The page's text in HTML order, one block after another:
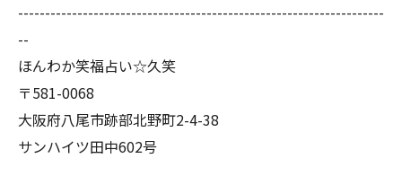
--------------------------------------------------------------------
--
ほんわか笑福占い☆久笑
〒581-0068
大阪府八尾市跡部北野町2-4-38
サンハイツ田中602号